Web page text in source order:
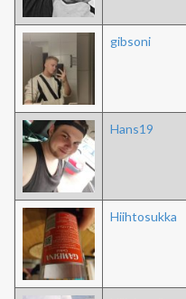
gibsoni
Hans19
Hiihtosukka